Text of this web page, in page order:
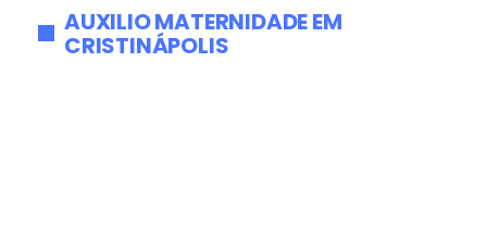
AUXILIO MATERNIDADE EM
CRISTINÁPOLIS